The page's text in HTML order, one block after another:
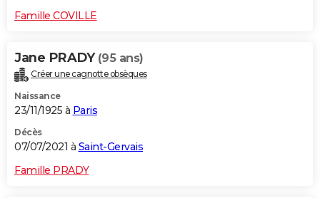
Famille COVILLE
Jane PRADY (95 ans)
Créer une cagnotte obsèques
Naissance
23/11/1925 à Paris
Décès
07/07/2021 à Saint-Gervais
Famille PRADY